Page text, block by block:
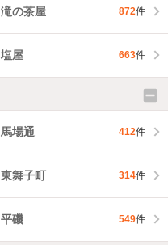
滝の茶屋 872件
塩屋 663件
馬場通 412件
東舞子町 314件
平磯 549件